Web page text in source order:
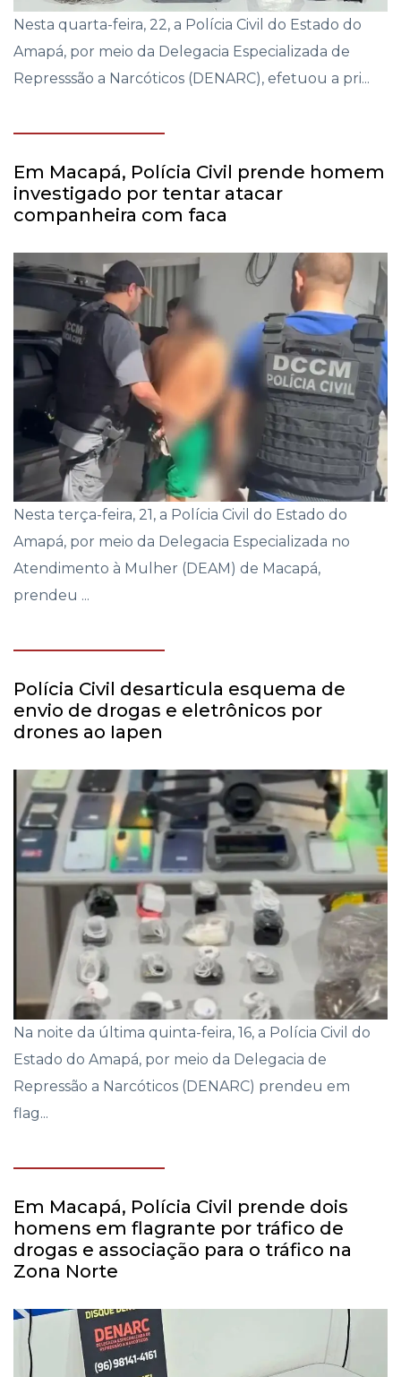
Nesta quarta-feira, 22, a Polícia Civil do Estado do
Amapá, por meio da Delegacia Especializada de
Represssão a Narcóticos (DENARC), efetuou a pri...
Em Macapá, Polícia Civil prende homem
investigado por tentar atacar
companheira com faca
Nesta terça-feira, 21, a Polícia Civil do Estado do
Amapá, por meio da Delegacia Especializada no
Atendimento à Mulher (DEAM) de Macapá,
prendeu ...
Polícia Civil desarticula esquema de
envio de drogas e eletrônicos por
drones ao Iapen
Na noite da última quinta-feira, 16, a Polícia Civil do
Estado do Amapá, por meio da Delegacia de
Repressão a Narcóticos (DENARC) prendeu em
flag...
Em Macapá, Polícia Civil prende dois
homens em flagrante por tráfico de
drogas e associação para o tráfico na
Zona Norte